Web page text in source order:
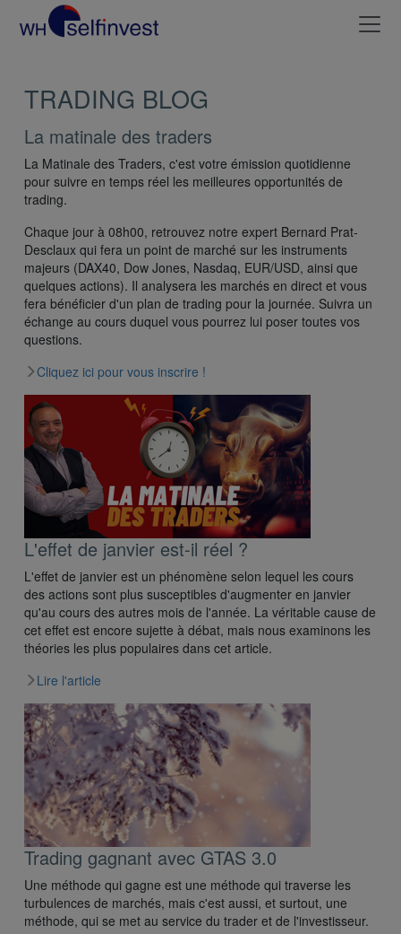
TRADING BLOG
La matinale des traders
La Matinale des Traders, c'est votre émission quotidienne
pour suivre en temps réel les meilleures opportunités de
trading.
Chaque jour à 08h00, retrouvez notre expert Bernard Prat-
Desclaux qui fera un point de marché sur les instruments
majeurs (DAX40, Dow Jones, Nasdaq, EUR/USD, ainsi que
quelques actions). Il analysera les marchés en direct et vous
fera bénéficier d'un plan de trading pour la journée. Suivra un
échange au cours duquel vous pourrez lui poser toutes vos
questions.
Cliquez ici pour vous inscrire !
L'effet de janvier est-il réel ?
L'effet de janvier est un phénomène selon lequel les cours
des actions sont plus susceptibles d'augmenter en janvier
qu'au cours des autres mois de l'année. La véritable cause de
cet effet est encore sujette à débat, mais nous examinons les
théories les plus populaires dans cet article.
Lire l'article
Trading gagnant avec GTAS 3.0
Une méthode qui gagne est une méthode qui traverse les
turbulences de marchés, mais c'est aussi, et surtout, une
méthode, qui se met au service du trader et de l'investisseur.